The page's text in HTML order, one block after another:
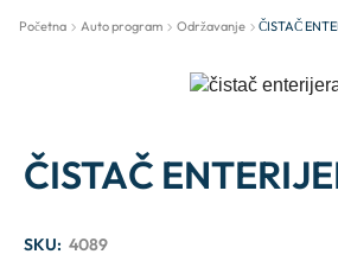
Početna Auto program Održavanje ČISTAČ
ČISTAČ
SKU: 4089